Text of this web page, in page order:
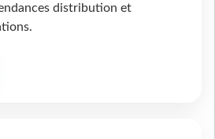
distribution et